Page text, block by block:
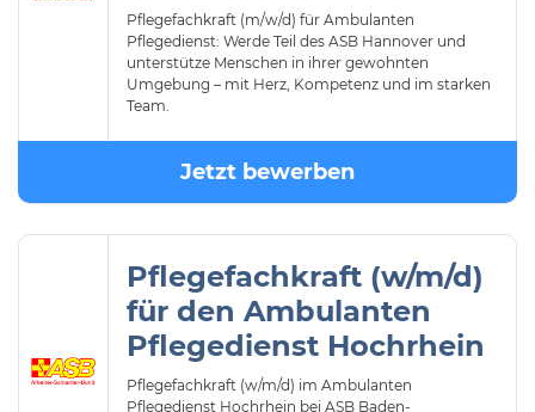
Pflegefachkraft (m/w/d) für Ambulanten
Pflegedienst: Werde Teil des ASB Hannover und
unterstütze Menschen in ihrer gewohnten
Umgebung – mit Herz, Kompetenz und im starken
Team.
Jetzt bewerben
Pflegefachkraft (w/m/d)
für den Ambulanten
Pflegedienst Hochrhein
Pflegefachkraft (w/m/d) im Ambulanten
Pflegedienst Hochrhein bei ASB Baden-